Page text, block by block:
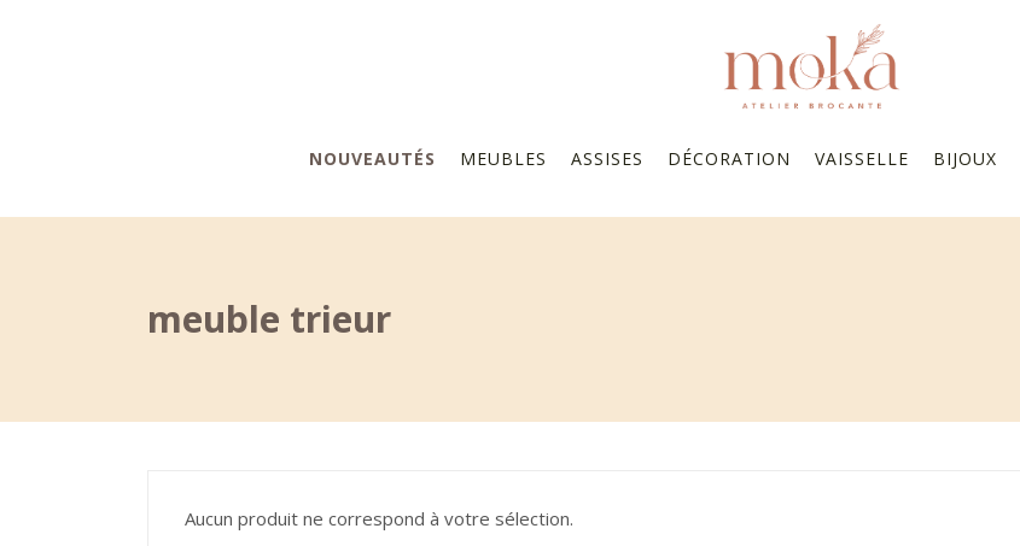
NOUVEAUTÉS MEUBLES ASSISES DÉCORATION VAISSELLE BIJOUX
meuble trieur
Aucun produit ne correspond à votre sélection.